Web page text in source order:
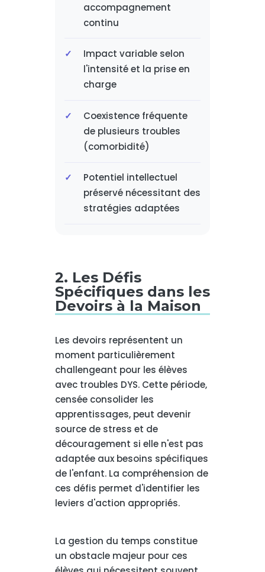
accompagnement
continu
Impact variable selon
l'intensité et la prise en
charge
Coexistence fréquente
de plusieurs troubles
(comorbidité)
Potentiel intellectuel
préservé nécessitant des
stratégies adaptées
2. Les Défis
Spécifiques dans les
Devoirs à la Maison
Les devoirs représentent un
moment particulièrement
challengeant pour les élèves
avec troubles DYS. Cette période,
censée consolider les
apprentissages, peut devenir
source de stress et de
découragement si elle n'est pas
adaptée aux besoins spécifiques
de l'enfant. La compréhension de
ces défis permet d'identifier les
leviers d'action appropriés.
La gestion du temps constitue
un obstacle majeur pour ces